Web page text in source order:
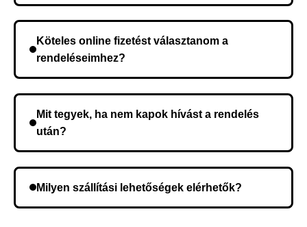
kerül, és ez az időtartam függ a szállítási címtől.
Köteles online fizetést választanom a
rendeléseimhez?
Mit tegyek, ha nem kapok hívást a rendelés
után?
meg a rendelést.
Milyen szállítási lehetőségek elérhetők?